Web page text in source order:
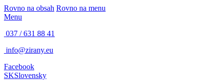
Rovno na obsah Rovno na menu
Menu
037 / 631 88 41
info@zirany.eu
Facebook
SKSlovensky